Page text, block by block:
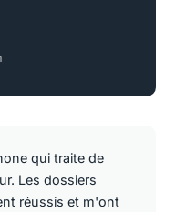
qui traite de
Les dossiers
réussis et m'ont